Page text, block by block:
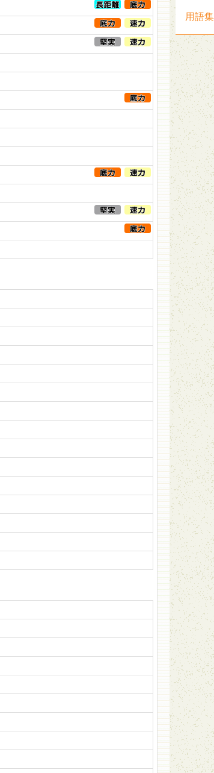
用語集